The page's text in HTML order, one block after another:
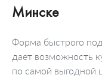
Минске
Форма быстрого
дает возможность
по самой выгодной